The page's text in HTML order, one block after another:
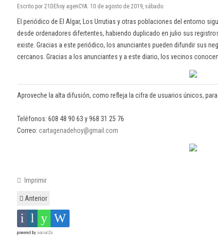
Escrito por 21DEhoy agenCYA. 10 de agosto de 2019, sábado.
El periódico de El Algar, Los Urrutias y otras poblaciones del entorno
desde ordenadores difertentes, habiendo duplicado en julio sus
existe. Gracias a este periódico, los anunciantes pueden difundir sus
cercanos. Gracias a los anunciantes y a este diario, los vecinos
Aproveche la alta difusión, como refleja la cifra de usuarios únicos,
Teléfonos: 608 48 90 63 y 968 31 25 76
Correo: cartagenadehoy@gmail.com
Imprimir
Anterior
powered by social2s